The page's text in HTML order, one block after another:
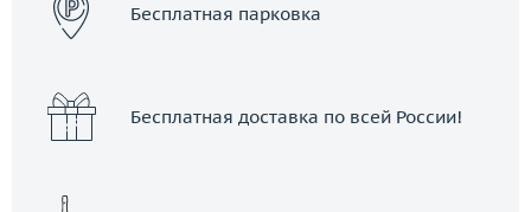
Бесплатная парковка
Бесплатная доставка по всей России!